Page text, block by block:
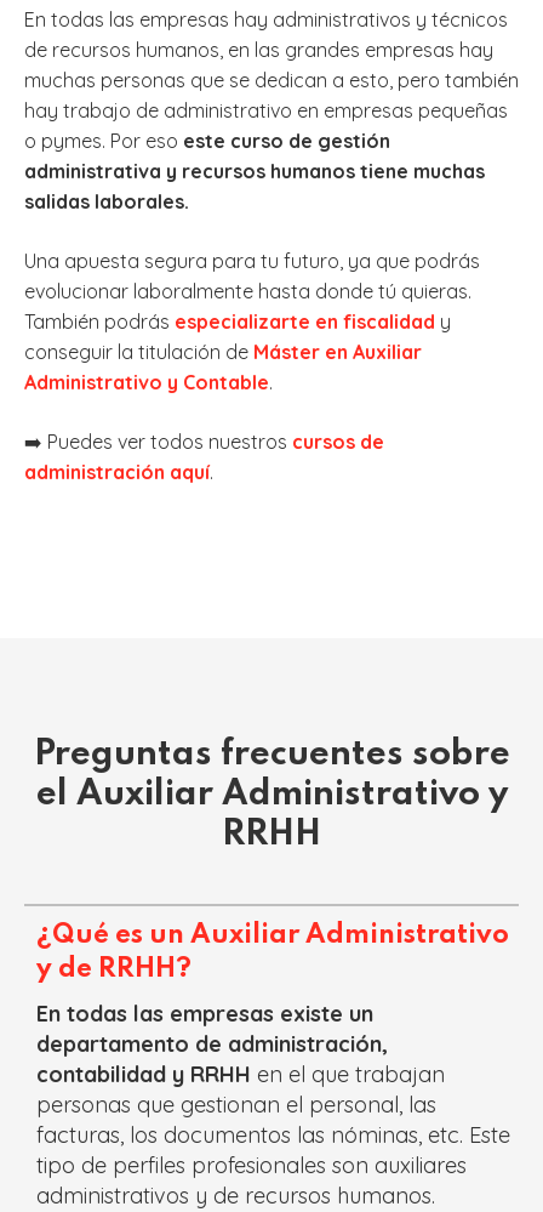
En todas las empresas hay administrativos y técnicos
de recursos humanos, en las grandes empresas hay
muchas personas que se dedican a esto, pero también
hay trabajo de administrativo en empresas pequeñas
o pymes. Por eso este curso de gestión
administrativa y recursos humanos tiene muchas
salidas laborales.
Una apuesta segura para tu futuro, ya que podrás
evolucionar laboralmente hasta donde tú quieras.
También podrás especializarte en fiscalidad y
conseguir la titulación de Máster en Auxiliar
Administrativo y Contable.
➡️ Puedes ver todos nuestros cursos de
administración aquí.
Preguntas frecuentes sobre
el Auxiliar Administrativo y
RRHH
¿Qué es un Auxiliar Administrativo
y de RRHH?
En todas las empresas existe un
departamento de administración,
contabilidad y RRHH en el que trabajan
personas que gestionan el personal, las
facturas, los documentos las nóminas, etc. Este
tipo de perfiles profesionales son auxiliares
administrativos y de recursos humanos.